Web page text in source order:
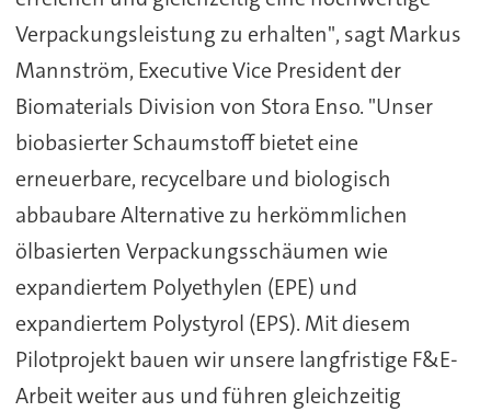
Verpackungsleistung zu erhalten", sagt Markus
Mannström, Executive Vice President der
Biomaterials Division von Stora Enso. "Unser
biobasierter Schaumstoff bietet eine
erneuerbare, recycelbare und biologisch
abbaubare Alternative zu herkömmlichen
ölbasierten Verpackungsschäumen wie
expandiertem Polyethylen (EPE) und
expandiertem Polystyrol (EPS). Mit diesem
Pilotprojekt bauen wir unsere langfristige F&E-
Arbeit weiter aus und führen gleichzeitig